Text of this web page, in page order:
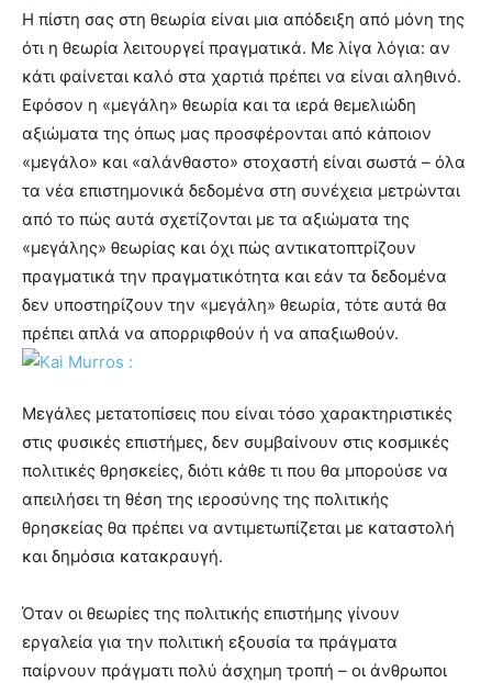
Η πίστη σας στη θεωρία είναι μια απόδειξη από μόνη της
ότι η θεωρία λειτουργεί πραγματικά. Με λίγα λόγια: αν
κάτι φαίνεται καλό στα χαρτιά πρέπει να είναι αληθινό.
Εφόσον η «μεγάλη» θεωρία και τα ιερά θεμελιώδη
αξιώματα της όπως μας προσφέρονται από κάποιον
«μεγάλο» και «αλάνθαστο» στοχαστή είναι σωστά – όλα
τα νέα επιστημονικά δεδομένα στη συνέχεια μετρώνται
από το πώς αυτά σχετίζονται με τα αξιώματα της
«μεγάλης» θεωρίας και όχι πώς αντικατοπτρίζουν
πραγματικά την πραγματικότητα και εάν τα δεδομένα
δεν υποστηρίζουν την «μεγάλη» θεωρία, τότε αυτά θα
πρέπει απλά να απορριφθούν ή να απαξιωθούν.
Μεγάλες μετατοπίσεις που είναι τόσο χαρακτηριστικές
στις φυσικές επιστήμες, δεν συμβαίνουν στις κοσμικές
πολιτικές θρησκείες, διότι κάθε τι που θα μπορούσε να
απειλήσει τη θέση της ιεροσύνης της πολιτικής
θρησκείας θα πρέπει να αντιμετωπίζεται με καταστολή
και δημόσια κατακραυγή.
Όταν οι θεωρίες της πολιτικής επιστήμης γίνουν
εργαλεία για την πολιτική εξουσία τα πράγματα
παίρνουν πράγματι πολύ άσχημη τροπή – οι άνθρωποι